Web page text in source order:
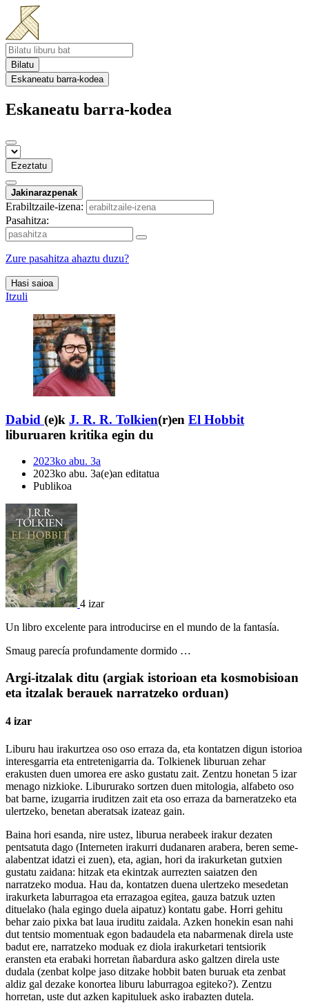
Bilatu
Eskaneatu barra-kodea
Eskaneatu barra-kodea
Ezeztatu
Jakinarazpenak
Erabiltzaile-izena:
Pasahitza:
Zure pasahitza ahaztu duzu?
Hasi saioa
Itzuli
Dabid (e)k J. R. R. Tolkien(r)en El Hobbit
liburuaren kritika egin du
2023ko abu. 3a
2023ko abu. 3a(e)an editatua
Publikoa
4 izar
Un libro excelente para introducirse en el mundo de la fantasía.
Smaug parecía profundamente dormido …
Argi-itzalak ditu (argiak istorioan eta kosmobisioan
eta itzalak berauek narratzeko orduan)
4 izar
Liburu hau irakurtzea oso oso erraza da, eta kontatzen digun istorioa
interesgarria eta entretenigarria da. Tolkienek liburuan zehar
erakusten duen umorea ere asko gustatu zait. Zentzu honetan 5 izar
menago nizkioke. Libururako sortzen duen mitologia, alfabeto oso
bat barne, izugarria iruditzen zait eta oso erraza da barneratzeko eta
ulertzeko, benetan aberatsak izateaz gain.
Baina hori esanda, nire ustez, liburua nerabeek irakur dezaten
pentsatuta dago (Interneten irakurri dudanaren arabera, beren seme-
alabentzat idatzi ei zuen), eta, agian, hori da irakurketan gutxien
gustatu zaidana: hitzak eta ekintzak aurrezten saiatzen den
narratzeko modua. Hau da, kontatzen duena ulertzeko mesedetan
irakurketa laburragoa eta errazagoa egitea, gauza batzuk uzten
dituelako (hala egingo duela aipatuz) kontatu gabe. Horri gehitu
behar zaio pixka bat laua iruditu zaidala. Azken honekin esan nahi
dut tentsio momentuak egon badaudela eta nabarmenak direla uste
badut ere, narratzeko moduak ez diola irakurketari tentsiorik
eransten eta erabaki horretan ñabardura asko galtzen direla uste
dudala (zenbat kolpe jaso ditzake hobbit baten buruak eta zenbat
aldiz gal dezake konortea liburu laburragoa egiteko?). Zentzu
horretan, uste dut azken kapituluek asko irabazten dutela.